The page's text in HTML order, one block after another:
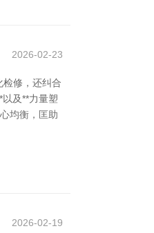
2026-02-23
修，还纠合
及**力量塑
均衡，匡助
2026-02-19